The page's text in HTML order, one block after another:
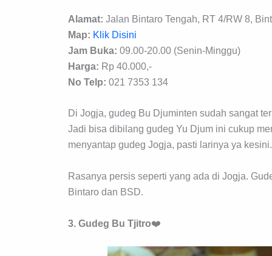
Alamat: Jalan Bintaro Tengah, RT 4/RW 8,
Map: Klik Disini
Jam Buka: 09.00-20.00 (Senin-Minggu)
Harga: Rp 40.000,-
No Telp: 021 7353 134
Di Jogja, gudeg Bu Djuminten sudah sangat
Jadi bisa dibilang gudeg Yu Djum ini cukup
menyantap gudeg Jogja, pasti larinya ya kesini.
Rasanya persis seperti yang ada di Jogja.
Bintaro dan BSD.
3. Gudeg Bu Tjitro❤️